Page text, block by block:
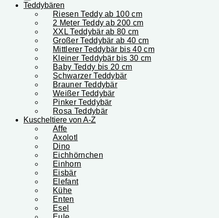
Teddybären
Riesen Teddy ab 100 cm
2 Meter Teddy ab 200 cm
XXL Teddybär ab 80 cm
Großer Teddybär ab 40 cm
Mittlerer Teddybär bis 40 cm
Kleiner Teddybär bis 30 cm
Baby Teddy bis 20 cm
Schwarzer Teddybär
Brauner Teddybär
Weißer Teddybär
Pinker Teddybär
Rosa Teddybär
Kuscheltiere von A-Z
Affe
Axolotl
Dino
Eichhörnchen
Einhorn
Eisbär
Elefant
Kühe
Enten
Esel